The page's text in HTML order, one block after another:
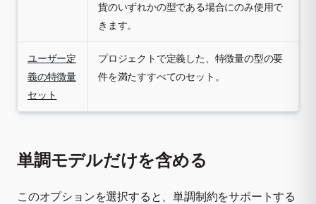
貨のいずれかの型である場合にのみ使用で
きます。
ユーザー定
義の特徴量
セット
プロジェクトで定義した、特徴量の型の要
件を満たすすべてのセット。
単調モデルだけを含める
このオプションを選択すると、単調制約をサポートする